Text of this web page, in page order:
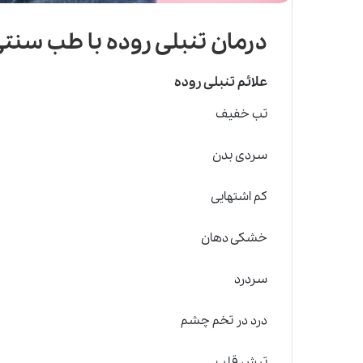
درمان تنبلی روده با طب
علائمتنبلی روده
تب خفیف
سردی بدن
کم اشتهایی
خشکی دهان
سردرد
درددر تخم چشم